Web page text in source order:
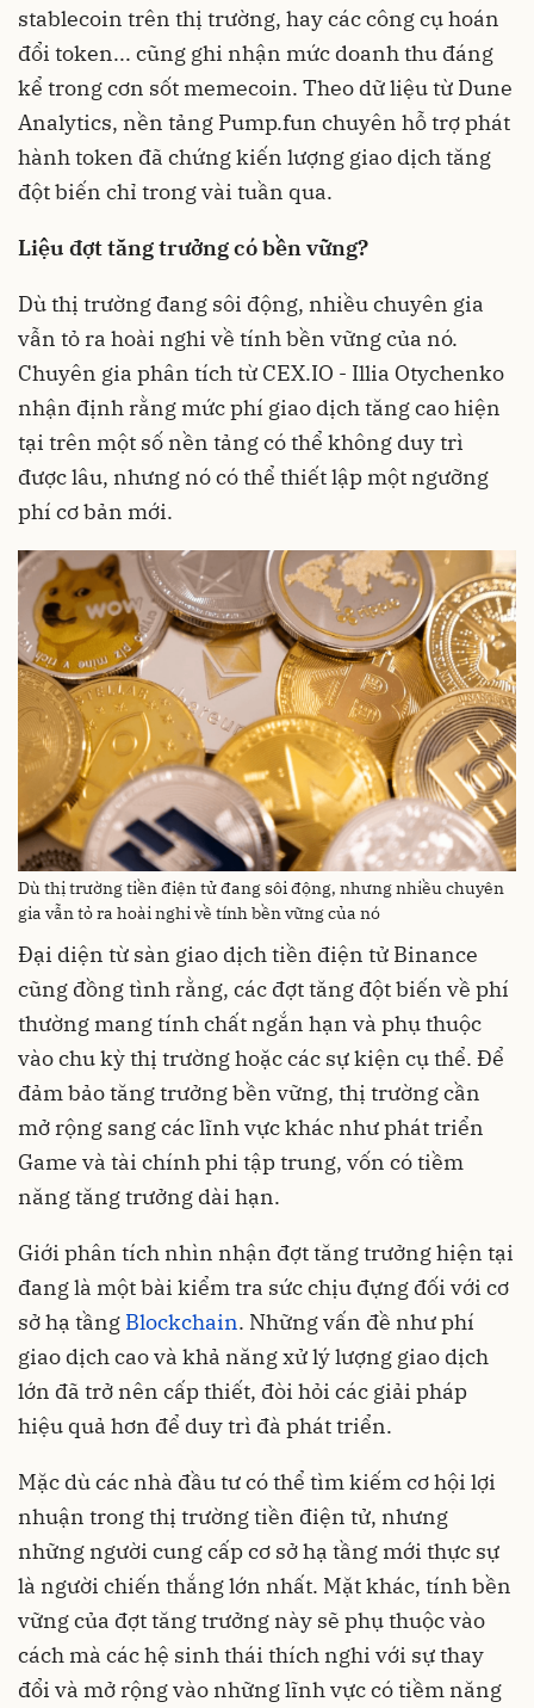
stablecoin trên thị trường, hay các công cụ hoán
đổi token... cũng ghi nhận mức doanh thu đáng
kể trong cơn sốt memecoin. Theo dữ liệu từ Dune
Analytics, nền tảng Pump.fun chuyên hỗ trợ phát
hành token đã chứng kiến lượng giao dịch tăng
đột biến chỉ trong vài tuần qua.
Liệu đợt tăng trưởng có bền vững?
Dù thị trường đang sôi động, nhiều chuyên gia
vẫn tỏ ra hoài nghi về tính bền vững của nó.
Chuyên gia phân tích từ CEX.IO - Illia Otychenko
nhận định rằng mức phí giao dịch tăng cao hiện
tại trên một số nền tảng có thể không duy trì
được lâu, nhưng nó có thể thiết lập một ngưỡng
phí cơ bản mới.
Dù thị trường tiền điện tử đang sôi động, nhưng nhiều chuyên
gia vẫn tỏ ra hoài nghi về tính bền vững của nó
Đại diện từ sàn giao dịch tiền điện tử Binance
cũng đồng tình rằng, các đợt tăng đột biến về phí
thường mang tính chất ngắn hạn và phụ thuộc
vào chu kỳ thị trường hoặc các sự kiện cụ thể. Để
đảm bảo tăng trưởng bền vững, thị trường cần
mở rộng sang các lĩnh vực khác như phát triển
Game và tài chính phi tập trung, vốn có tiềm
năng tăng trưởng dài hạn.
Giới phân tích nhìn nhận đợt tăng trưởng hiện tại
đang là một bài kiểm tra sức chịu đựng đối với cơ
sở hạ tầng Blockchain. Những vấn đề như phí
giao dịch cao và khả năng xử lý lượng giao dịch
lớn đã trở nên cấp thiết, đòi hỏi các giải pháp
hiệu quả hơn để duy trì đà phát triển.
Mặc dù các nhà đầu tư có thể tìm kiếm cơ hội lợi
nhuận trong thị trường tiền điện tử, nhưng
những người cung cấp cơ sở hạ tầng mới thực sự
là người chiến thắng lớn nhất. Mặt khác, tính bền
vững của đợt tăng trưởng này sẽ phụ thuộc vào
cách mà các hệ sinh thái thích nghi với sự thay
đổi và mở rộng vào những lĩnh vực có tiềm năng